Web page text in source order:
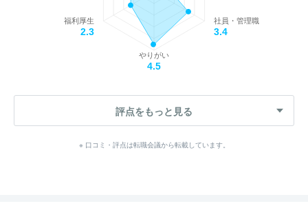
社員・管理職
3.4
やりがい
4.5
福利厚生
2.3
評点をもっと見る
※ 口コミ・評点は転職会議から転載しています。